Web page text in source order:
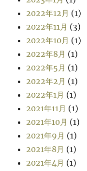
2022年12月 (1)
2022年11月 (3)
2022年10月 (1)
2022年8月 (1)
2022年5月 (1)
2022年2月 (1)
2022年1月 (1)
2021年11月 (1)
2021年10月 (1)
2021年9月 (1)
2021年8月 (1)
2021年4月 (1)